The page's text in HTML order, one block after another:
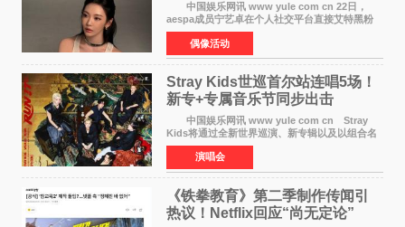
中国娱乐网讯 www yule com cn 22日，
aespa成员宁艺卓在个人社交平台直接艾特黑粉
账号，正面喊话回应长期以来的恶意攻击，引发
广泛关注。 宁艺卓在文中表示，自己早已注
意到部分网友持续
偶像活动
Stray Kids世巡首尔站连唱5场！
新专+专属音乐节同步出击
中国娱乐网讯 www yule com cn Stray
Kids将通过全新世界巡演、新专辑以及以组合名
义打造的专属音乐节等一系列全球活动，开启事
业发展的全新篇章。 Stray Kids将于7月25日
至26日、29日
演唱会
《铁拳教育》第二季制作传闻引
热议！Netflix回应“尚无定论”